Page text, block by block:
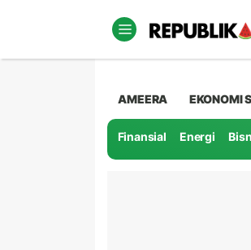
AMEERA EKONOMI
Finansial Energi